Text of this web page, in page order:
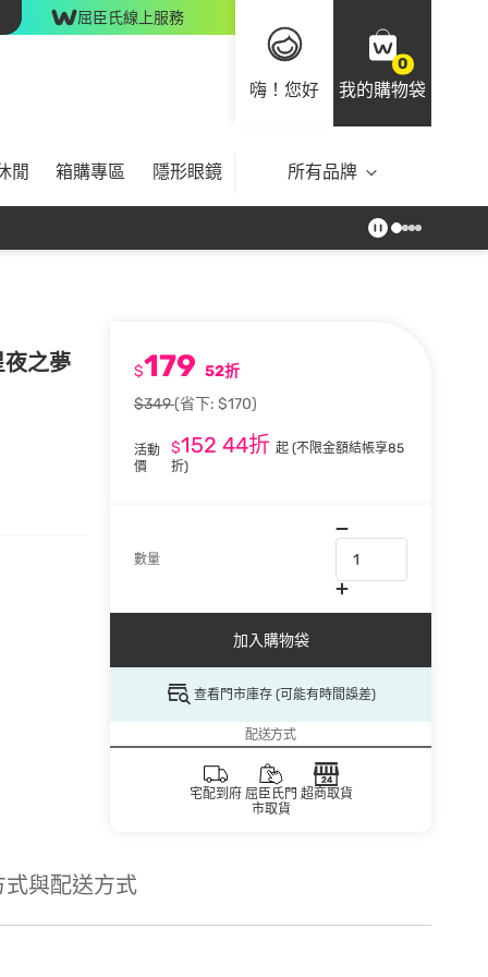
屈臣氏線上服務
嗨！您好
0
我的購物袋
閒 箱購專區 隱形眼鏡 所有品牌
之夢 $179 52折
$349(省下: $170)
活動
價
$152 44折 起 (不限金額結帳享85
折)
數量
加入購物袋
查看門市庫存 (可能有時間誤差)
配送方式
宅配到府 屈臣氏門
市取貨
超商取貨
式與配送方式